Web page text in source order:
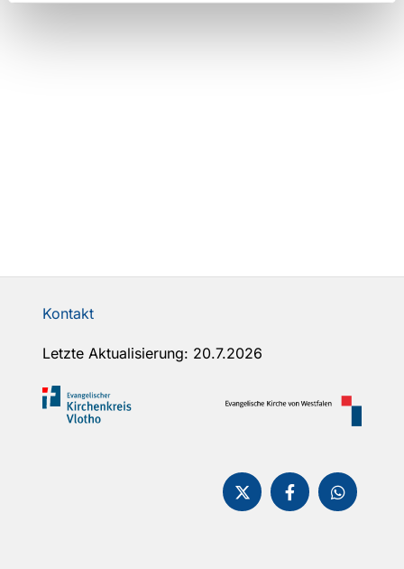
Kontakt
Letzte Aktualisierung: 20.7.2026